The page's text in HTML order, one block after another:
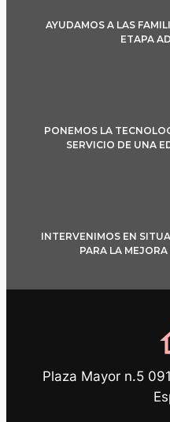
AYUDAMOS A LAS
ETAPA
PONEMOS LA
SERVICIO DE UNA
INTERVENIMOS EN
PARA LA
Plaza Mayor n.5